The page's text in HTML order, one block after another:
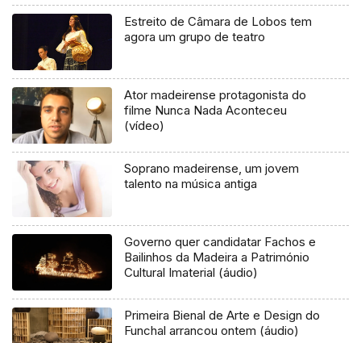
Estreito de Câmara de Lobos tem
agora um grupo de teatro
Ator madeirense protagonista do
filme Nunca Nada Aconteceu
(vídeo)
Soprano madeirense, um jovem
talento na música antiga
Governo quer candidatar Fachos e
Bailinhos da Madeira a Património
Cultural Imaterial (áudio)
Primeira Bienal de Arte e Design do
Funchal arrancou ontem (áudio)